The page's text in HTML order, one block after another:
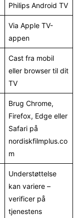
Philips Android TV
Via Apple TV-
appen
Cast fra mobil
eller browser til dit
TV
Brug Chrome,
Firefox, Edge eller
Safari på
nordiskfilmplus.co
m
Understøttelse
kan variere –
verificer på
tjenestens